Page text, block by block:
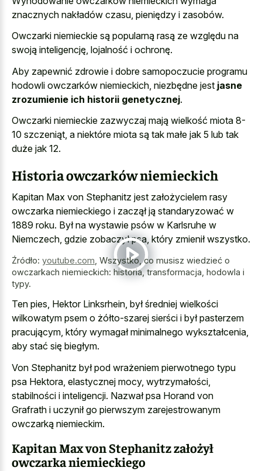
znacznych nakładów czasu, pieniędzy i zasobów.
Owczarki niemieckie są popularną rasą ze względu na
swoją inteligencję, lojalność i ochronę.
Aby zapewnić zdrowie i dobre samopoczucie programu
hodowli owczarków niemieckich, niezbędne jest jasne
zrozumienie ich historii genetycznej.
Owczarki niemieckie zazwyczaj mają wielkość miota 8-
10 szczeniąt, a niektóre miota są tak małe jak 5 lub tak
duże jak 12.
Historia owczarków niemieckich
Kapitan Max von Stephanitz jest założycielem rasy
owczarka niemieckiego i zaczął ją standaryzować w
1889 roku. Był na wystawie psów w Karlsruhe w
Niemczech, gdzie zobaczył psa, który zmienił wszystko.
Źródło: youtube.com Wszystko, co musisz wiedzieć o
owczarkach niemieckich: historia, transformacja, hodowla i
typy.
Ten pies, Hektor Linksrhein, był średniej wielkości
wilkowatym psem o żółto-szarej sierści i był pasterzem
pracującym, który wymagał minimalnego wykształcenia,
aby stać się biegłym.
Von Stephanitz był pod wrażeniem pierwotnego typu
psa Hektora, elastycznej mocy, wytrzymałości,
stabilności i inteligencji. Nazwał psa Horand von
Grafrath i uczynił go pierwszym zarejestrowanym
owczarką niemieckim.
Kapitan Max von Stephanitz założył
owczarka niemieckiego